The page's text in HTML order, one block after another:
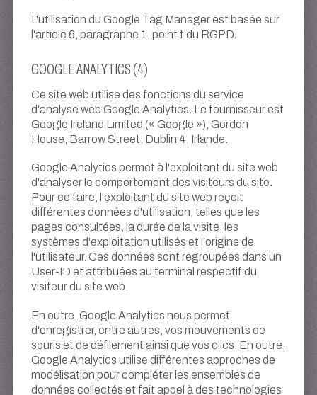
L'utilisation du Google Tag Manager est basée sur
l'article 6, paragraphe 1, point f du RGPD.
GOOGLE ANALYTICS (4)
Ce site web utilise des fonctions du service
d'analyse web Google Analytics. Le fournisseur est
Google Ireland Limited (« Google »), Gordon
House, Barrow Street, Dublin 4, Irlande.
Google Analytics permet à l'exploitant du site web
d'analyser le comportement des visiteurs du site.
Pour ce faire, l'exploitant du site web reçoit
différentes données d'utilisation, telles que les
pages consultées, la durée de la visite, les
systèmes d'exploitation utilisés et l'origine de
l'utilisateur. Ces données sont regroupées dans un
User-ID et attribuées au terminal respectif du
visiteur du site web.
En outre, Google Analytics nous permet
d'enregistrer, entre autres, vos mouvements de
souris et de défilement ainsi que vos clics. En outre,
Google Analytics utilise différentes approches de
modélisation pour compléter les ensembles de
données collectés et fait appel à des technologies